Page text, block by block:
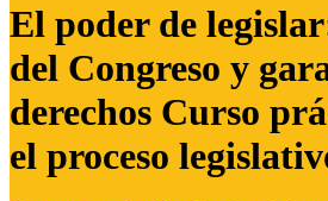
El poder de
del Congreso y
derechos Curso
el proceso